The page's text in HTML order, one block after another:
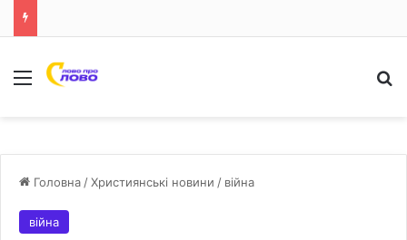
Меню
Головна /Християнські новини / війна
війна